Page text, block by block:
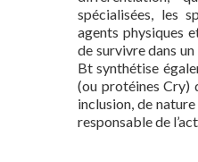
spécialisées, les
agents physiques
de survivre dans
Bt synthétise
(ou protéines Cry)
inclusion, de
responsable de